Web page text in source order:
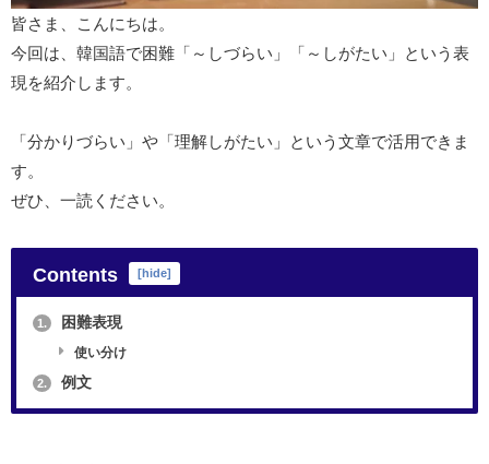
皆さま、こんにちは。
今回は、韓国語で困難「～しづらい」「～しがたい」という表
現を紹介します。
「分かりづらい」や「理解しがたい」という文章で活用できま
す。
ぜひ、一読ください。
Contents hide
1. 困難表現
使い分け
2. 例文